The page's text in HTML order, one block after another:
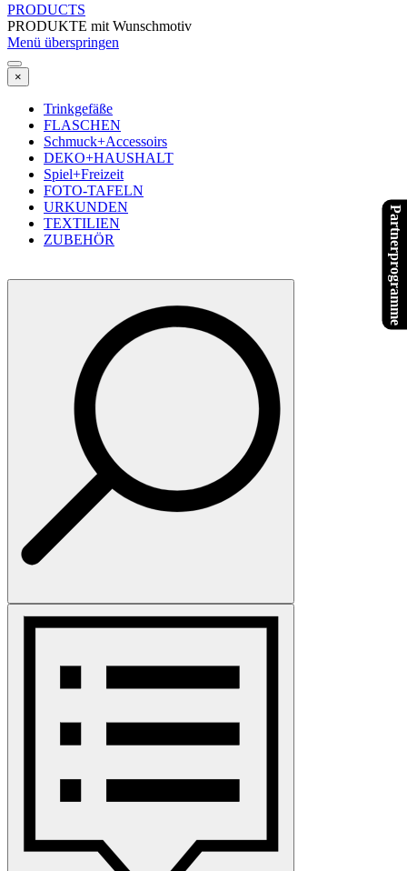
Partnerprogramme
PRODUCTS
PRODUKTE mit Wunschmotiv
Menü überspringen
×
Trinkgefäße
FLASCHEN
Schmuck+Accessoirs
DEKO+HAUSHALT
Spiel+Freizeit
FOTO-TAFELN
URKUNDEN
TEXTILIEN
ZUBEHÖR